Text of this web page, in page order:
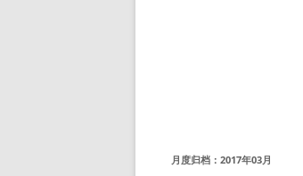
月度归档： 2017年03月